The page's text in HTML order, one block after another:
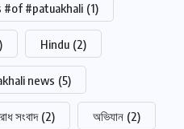
#of #patuakhali (1)
Hindu (2)
news (5)
সংবাদ (2) অভিযান (2)